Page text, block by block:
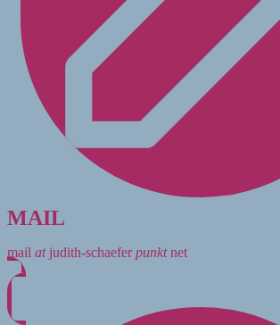
MAIL
mail atjudith-schaeferpunktnet